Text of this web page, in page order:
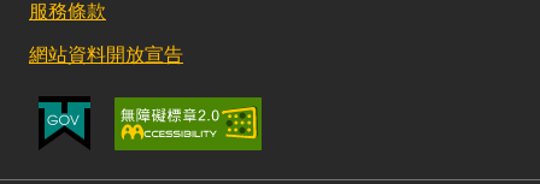
服務條款
網站資料開放宣告